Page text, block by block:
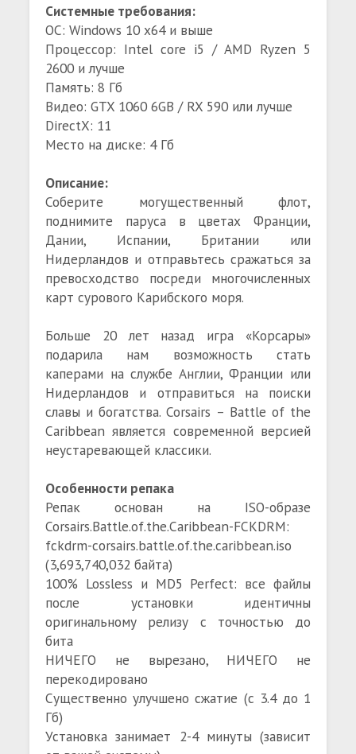
Системные требования:
ОС: Windows 10 x64 и выше
Процессор: Intel core i5 / AMD Ryzen 5
2600 и лучше
Память: 8 Гб
Видео: GTX 1060 6GB / RX 590 или лучше
DirectX: 11
Место на диске: 4 Гб
Описание:
Соберите могущественный флот,
поднимите паруса в цветах Франции,
Дании, Испании, Британии или
Нидерландов и отправьтесь сражаться за
превосходство посреди многочисленных
карт сурового Карибского моря.
Больше 20 лет назад игра «Корсары»
подарила нам возможность стать
каперами на службе Англии, Франции или
Нидерландов и отправиться на поиски
славы и богатства. Corsairs – Battle of the
Caribbean является современной версией
неустаревающей классики.
Особенности репака
Репак основан на ISO-образе
Corsairs.Battle.of.the.Caribbean-FCKDRM:
fckdrm-corsairs.battle.of.the.caribbean.iso
(3,693,740,032 байта)
100% Lossless и MD5 Perfect: все файлы
после установки идентичны
оригинальному релизу с точностью до
бита
НИЧЕГО не вырезано, НИЧЕГО не
перекодировано
Существенно улучшено сжатие (с 3.4 до 1
Гб)
Установка занимает 2-4 минуты (зависит